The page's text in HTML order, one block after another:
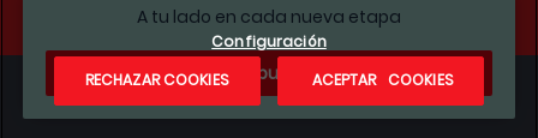
A tu lado en cada nueva etapa
¿Te apuntas?
Condiciones legales
Configuración
RECHAZAR COOKIES
ACEPTAR COOKIES